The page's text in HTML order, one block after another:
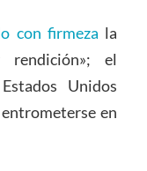
con firmeza la
el
Unidos
en